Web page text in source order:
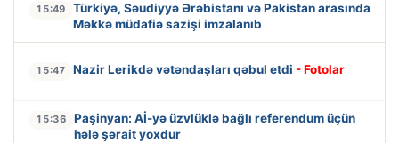
15:49
Türkiyə, Səudiyyə Ərəbistanı və Pakistan arasında
Məkkə müdafiə sazişi imzalanıb
15:47 Nazir Lerikdə vətəndaşları qəbul etdi - Fotolar
15:36
Paşinyan: Aİ-yə üzvlüklə bağlı referendum üçün
hələ şərait yoxdur